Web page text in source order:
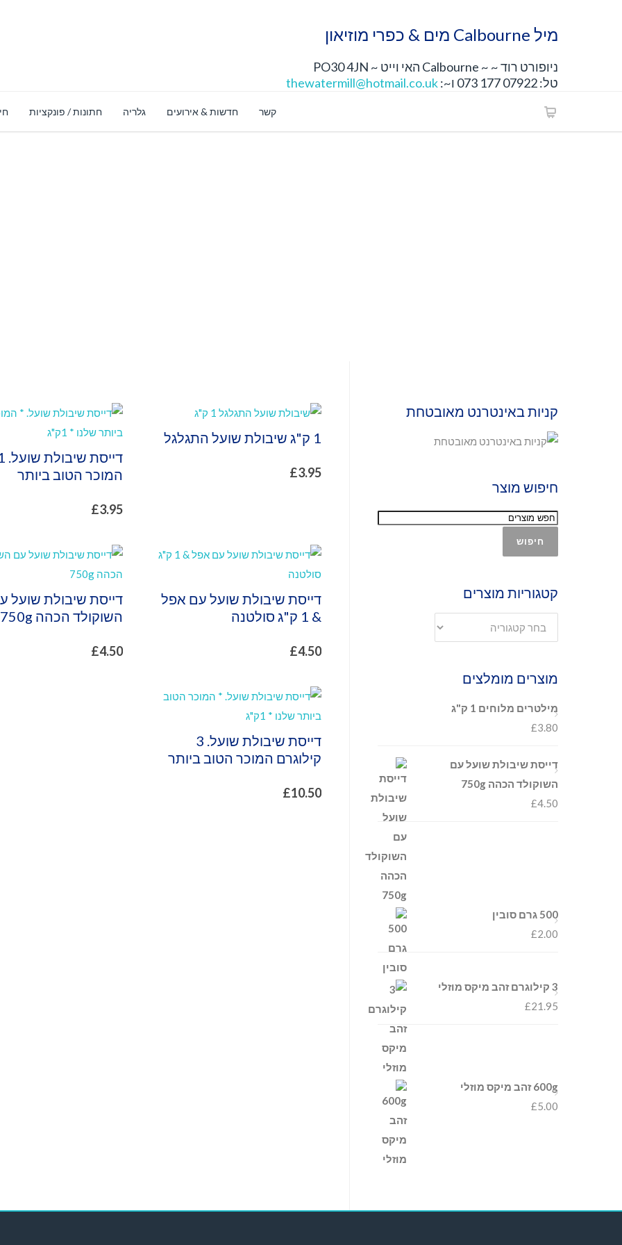
מיל Calbourne מים & כפרי מוזיאון
ניופורט רוד ~ ~ Calbourne האי וייט ~ PO30 4JN
טל: 07922 177 073 ו~:
thewatermill@hotmail.co.uk
חתונות / פונקציות גלריה חדשות & אירועים קשר
1 ק"ג שיבולת שועל התגלגל
£3.95
המוכר הטוב ביותר
£3.95
דייסת שיבולת שועל עם אפל
& 1 ק"ג סולטנה
£4.50
דייסת שיבולת שועל
השוקולד הכהה 750g
£4.50
דייסת שיבולת שועל. 3
קילוגרם המוכר הטוב ביותר
£10.50
קניות באינטרנט מאובטחת
חיפוש מוצר
חיפוש
קטגוריות מוצרים
מוצרים מומלצים
מילטרים מלוחים 1 ק"ג
£3.80
דייסת שיבולת שועל עם
השוקולד הכהה 750g
£4.50
500 גרם סובין
£2.00
3 קילוגרם זהב מיקס מוזלי
£21.95
600g זהב מיקס מוזלי
£5.00